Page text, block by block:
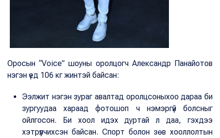
Оросын “Voice” шоуны оролцогч Александр Панайотов
нэгэн үед 106 кг жинтэй байсан:
Ээлжит нэгэн зураг авалтад оролцсоныхоо дараа би
зургуудаа хараад фотошоп ч нэмэргүй болсныг
ойлгосон. Би хоол идэх дуртай л даа, гэхдээ
хэтрүүлчихсэн байсан. Спорт болон зөв хооллолтын